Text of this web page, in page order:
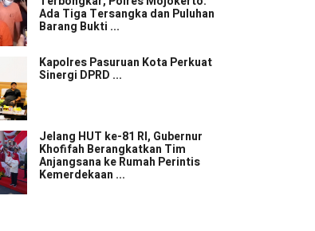
Ada Tiga Tersangka dan Puluhan
Barang Bukti ...
Kapolres Pasuruan Kota Perkuat
Sinergi DPRD ...
Jelang HUT ke-81 RI, Gubernur
Khofifah Berangkatkan Tim
Anjangsana ke Rumah Perintis
Kemerdekaan ...